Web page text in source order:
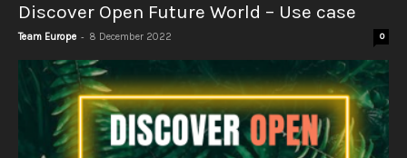
Discover Open Future World – Use case
Team Europe - 8 December 2022 0